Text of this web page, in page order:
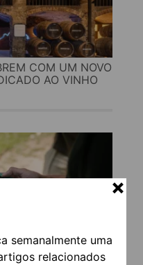
semanalmente uma
relacionados
COM UM NOVO
AO VINHO